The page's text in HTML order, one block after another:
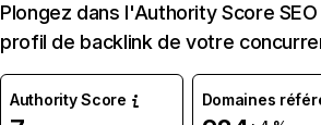
Plongez dans l'Authority Score
profil de backlink de votre
Authority Score Domaines